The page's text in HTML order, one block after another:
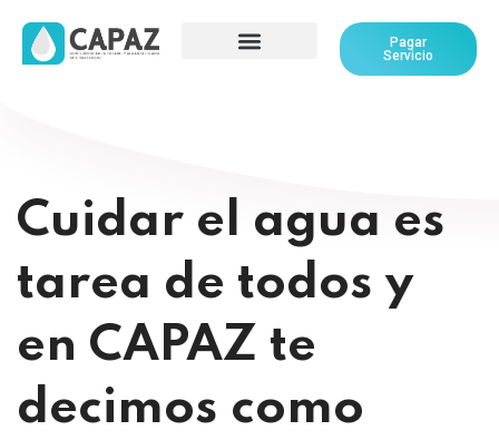
Pagar
Servicio
Cuidar el agua es
tarea de todos y
en CAPAZ te
decimos como